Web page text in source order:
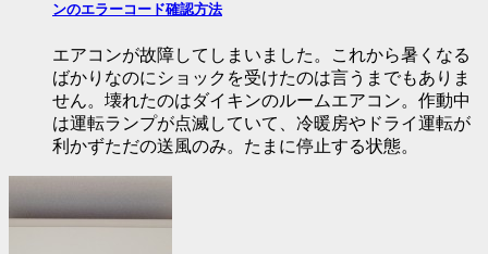
ンのエラーコード確認方法
エアコンが故障してしまいました。これから暑くなる
ばかりなのにショックを受けたのは言うまでもありま
せん。壊れたのはダイキンのルームエアコン。作動中
は運転ランプが点滅していて、冷暖房やドライ運転が
利かずただの送風のみ。たまに停止する状態。